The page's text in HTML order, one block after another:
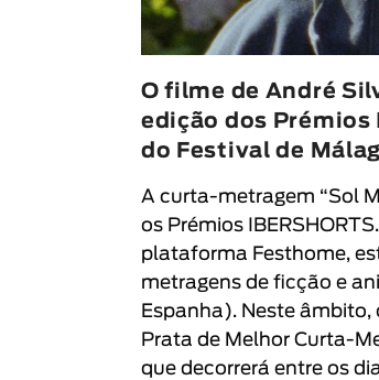
O filme de André
edição dos Prémios
do Festival de
A curta-metragem “Sol
os Prémios
IBERSHORTS
plataforma Festhome,
metragens de ficção e
Espanha). Neste âmbito,
Prata de Melhor Curta-
que decorrerá entre os